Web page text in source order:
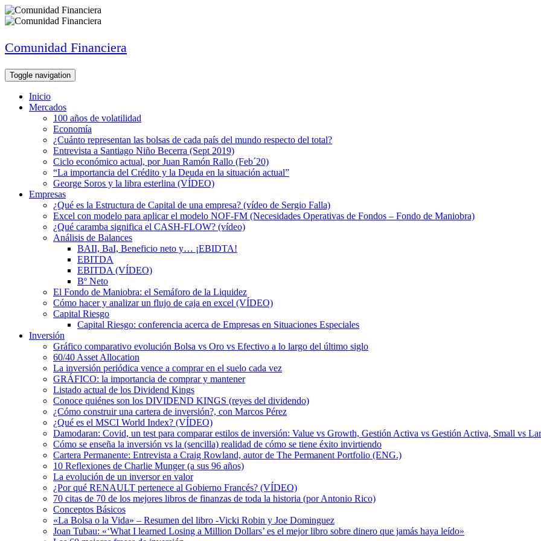
Comunidad Financiera
Toggle navigation
Inicio
Mercados
100 años de volatilidad
Economía
¿Cuánto representan las bolsas de cada país del mundo respecto del total?
Entrevista a Santiago Niño Becerra (Sept 2019)
Ciclo económico actual, por Juan Ramón Rallo (Feb´20)
“La importancia del Crédito y la Deuda en la situación actual”
George Soros y la libra esterlina (VÍDEO)
Empresas
¿Qué es la Estructura de Capital de una empresa? (vídeo de Sergio Falla)
Excel con modelo para aplicar el modelo NOF-FM (Necesidades Operativas de Fondos – Fondo de Maniobra)
¿Qué caramba significa el CASH-FLOW? (vídeo)
Análisis de Balances
BAII, BaI, Beneficio neto y… ¡EBIDTA!
EBITDA
EBITDA (VÍDEO)
Bº Neto
El Fondo de Maniobra: el Semáforo de la Liquidez
Cómo hacer y analizar un flujo de caja en excel (VÍDEO)
Capital Riesgo
Capital Riesgo: conferencia acerca de Empresas en Situaciones Especiales
Inversión
Gráfico comparativo evolución Bolsa vs Oro vs Efectivo a lo largo del último siglo
60/40 Asset Allocation
La inversión periódica vence a comprar en el suelo cada vez
GRÁFICO: la importancia de comprar y mantener
Listado actual de los Dividend Kings
Conoce quiénes son los DIVIDEND KINGS (reyes del dividendo)
¿Cómo construir una cartera de inversión?, con Marcos Pérez
¿Qué es el MSCI World Index? (VÍDEO)
Damodaran: Covid, un test para comparar estilos de inversión: Value vs Growth, Gestión Activa vs Gestión Activa, Small vs
Cómo se enseña la inversión vs la (sencilla) realidad de cómo se tiene éxito invirtiendo
Cartera Permanente: Entrevista a Craig Rowland, autor de The Permanent Portfolio (ENG.)
10 Reflexiones de Charlie Munger (a sus 96 años)
La evolución de un inversor en valor
¿Por qué RENAULT pertenece al Gobierno Francés? (VÍDEO)
70 citas de 70 de los mejores libros de finanzas de toda la historia (por Antonio Rico)
Conceptos Básicos
«La Bolsa o la Vida» – Resumen del libro -Vicki Robin y Joe Dominguez
Joan Tubau: «‘What I learned Losing a Million Dollars’ es el mejor libro sobre dinero que jamás haya leído»